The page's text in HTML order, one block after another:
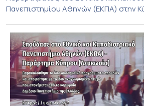
Πανεπιστημίου Αθηνών (ΕΚΠΑ) στην
Τμήματος Οικονομικών Επιστημών
Διοίκησης Επιχειρήσεων και
του 2026, ο Κοσμήτορας της Σχολής
Πολιτικών Επιστημών, Καθηγητής
Πρόεδρος του Τμήματος […]